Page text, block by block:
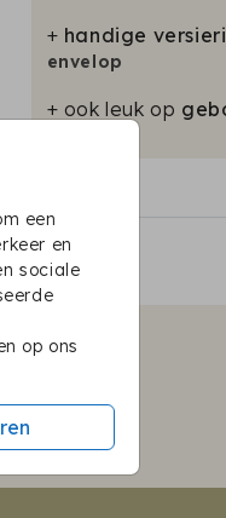
een
en
sociale
op ons
+ handige
envelop
+ ook leuk op
Prijzen